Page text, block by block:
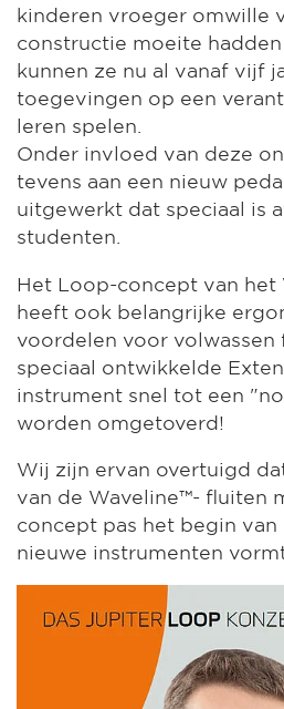
kinderen vroeger omwille
constructie moeite
kunnen ze nu al vanaf vijf
toegevingen op een
leren spelen.
Onder invloed van deze
tevens aan een nieuw
uitgewerkt dat speciaal is
studenten.
Het Loop-concept van het
heeft ook belangrijke
voordelen voor
speciaal ontwikkelde
instrument snel tot een
worden omgetoverd!
Wij zijn ervan overtuigd
van de Waveline™- fluiten
concept pas het begin van
nieuwe instrumenten